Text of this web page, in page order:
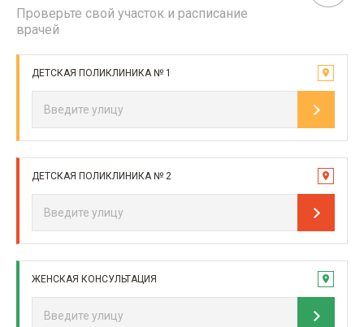
Проверьте свой участок и расписание
врачей
ДЕТСКАЯ ПОЛИКЛИНИКА № 1
ДЕТСКАЯ ПОЛИКЛИНИКА № 2
ЖЕНСКАЯ КОНСУЛЬТАЦИЯ